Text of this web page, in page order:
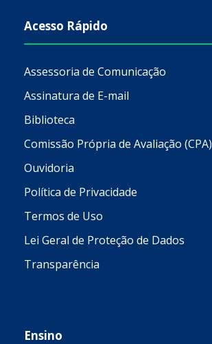
Acesso Rápido
Assessoria de Comunicação
Assinatura de E-mail
Biblioteca
Comissão Própria de Avaliação (CPA)
Ouvidoria
Política de Privacidade
Termos de Uso
Lei Geral de Proteção de Dados
Transparência
Ensino